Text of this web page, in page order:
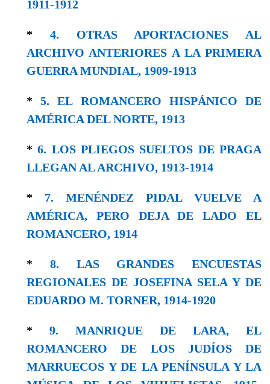
1911-1912
* 4. OTRAS APORTACIONES AL
ARCHIVO ANTERIORES A LA PRIMERA
GUERRA MUNDIAL, 1909-1913
*5. EL ROMANCERO HISPÁNICO DE
AMÉRICA DEL NORTE, 1913
*6. LOS PLIEGOS SUELTOS DE PRAGA
LLEGAN AL ARCHIVO, 1913-1914
* 7. MENÉNDEZ PIDAL VUELVE A
AMÉRICA, PERO DEJA DE LADO EL
ROMANCERO, 1914
* 8. LAS GRANDES ENCUESTAS
REGIONALES DE JOSEFINA SELA Y DE
EDUARDO M. TORNER, 1914-1920
* 9. MANRIQUE DE LARA, EL
ROMANCERO DE LOS JUDÍOS DE
MARRUECOS Y DE LA PENÍNSULA Y LA